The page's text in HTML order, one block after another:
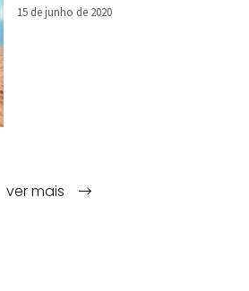
15 de junho de 2020
ver mais